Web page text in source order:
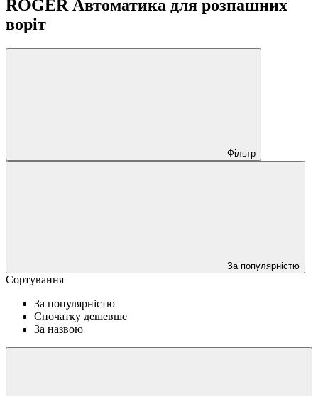
ROGER Автоматика для розпашних
воріт
Фільтр
За популярністю
Сортування
За популярністю
Спочатку дешевше
За назвою